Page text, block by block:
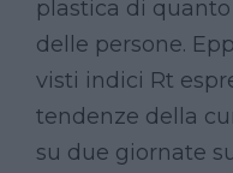
plastica di
delle persone.
visti indici Rt
tendenze della
su due giornate